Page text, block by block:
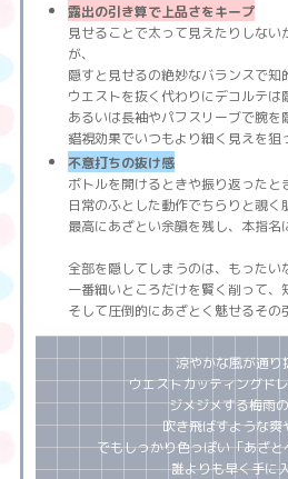
露出の引き算で上品さをキープ
見せることで太って見えたりしな
が、
隠すと見せるの絶妙なバランスで知
ウエストを抜く代わりにデコルテは
あるいは長袖やパフスリーブで腕を
錯視効果でいつもより細く見えを狙
不意打ちの抜け感
ボトルを開けるときや振り返ったと
日常のふとした動作でちらりと覗く
最高にあざとい余韻を残し、本指名
全部を隠してしまうのは、もったい
一番細いところだけを賢く削って、
そして圧倒的にあざとく魅せるそ
涼やかな風が通り
ウエストカッティングド
ジメジメする梅雨
吹き飛ばすような爽
でもしっかり色っぽい「あざと
誰よりも早く手に